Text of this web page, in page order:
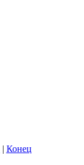
| Конец